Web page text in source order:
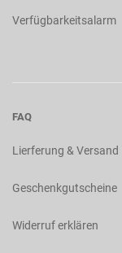
Verfügbarkeitsalarm
FAQ
Lierferung & Versand
Geschenkgutscheine
Widerruf erklären